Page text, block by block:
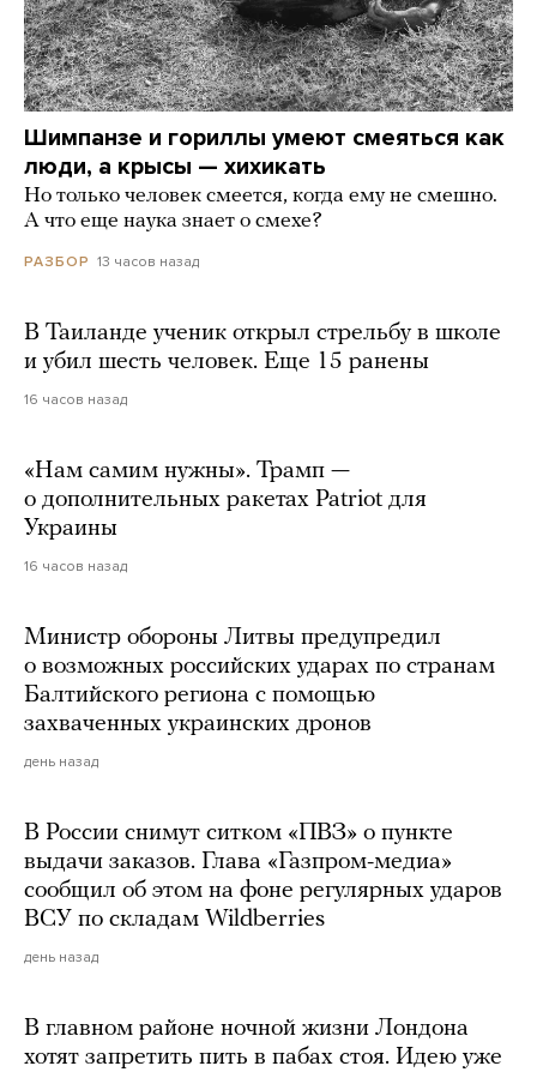
Шимпанзе и гориллы умеют смеяться как
люди, а крысы — хихикать
Но только человек смеется, когда ему не смешно.
А что еще наука знает о смехе?
РАЗБОР 13 часов назад
В Таиланде ученик открыл стрельбу в школе
и убил шесть человек. Еще 15 ранены
16 часов назад
«Нам самим нужны». Трамп —
о дополнительных ракетах Patriot для
Украины
16 часов назад
Министр обороны Литвы предупредил
о возможных российских ударах по странам
Балтийского региона с помощью
захваченных украинских дронов
день назад
В России снимут ситком «ПВЗ» о пункте
выдачи заказов. Глава «Газпром-медиа»
сообщил об этом на фоне регулярных ударов
ВСУ по складам Wildberries
день назад
В главном районе ночной жизни Лондона
хотят запретить пить в пабах стоя. Идею уже